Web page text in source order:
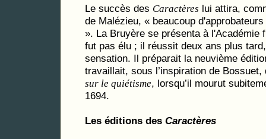
Le succès des Caractères lui attira,
de Malézieu, « beaucoup
». La Bruyère se présenta à l'Académie
fut pas élu ; il réussit deux ans plus
sensation. Il préparait la neuvième
travaillait, sous l’inspiration de
sur le quiétisme, lorsqu’il mourut
1694.
Les éditions des Caractères